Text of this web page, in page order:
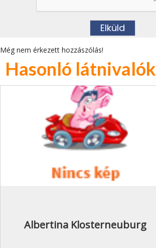
Még nem érkezett hozzászólás!
Hasonló látnivalók
Albertina Klosterneuburg